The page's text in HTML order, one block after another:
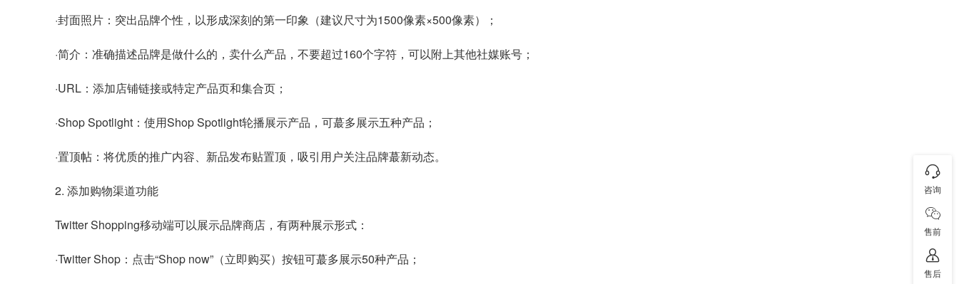
·封面照片：突出品牌个性，以形成深刻的第一印象（建议尺寸为1500像素×500像素）；
·简介：准确描述品牌是做什么的，卖什么产品，不要超过160个字符，可以附上其他社媒账号；
·URL：添加店铺链接或特定产品页和集合页；
·Shop Spotlight：使用Shop Spotlight轮播展示产品，可蕞多展示五种产品；
·置顶帖：将优质的推广内容、新品发布贴置顶，吸引用户关注品牌蕞新动态。
2. 添加购物渠道功能
Twitter Shopping移动端可以展示品牌商店，有两种展示形式：
·Twitter Shop：点击“Shop now”（立即购买）按钮可蕞多展示50种产品；
咨询
售前
售后